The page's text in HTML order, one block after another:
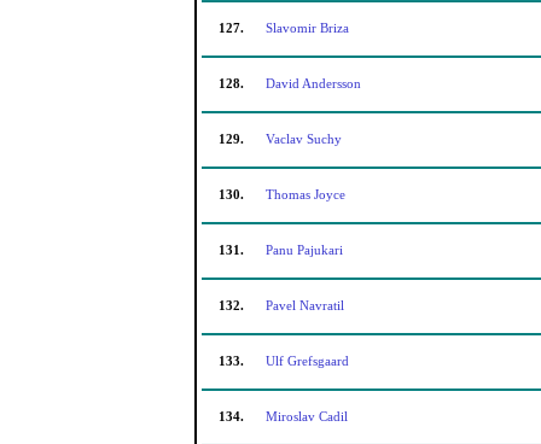
127. Slavomir Briza
128. David Andersson
129. Vaclav Suchy
130. Thomas Joyce
131. Panu Pajukari
132. Pavel Navratil
133. Ulf Grefsgaard
134. Miroslav Cadil